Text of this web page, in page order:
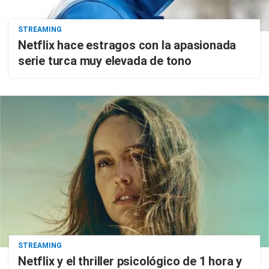
STREAMING
Netflix hace estragos con la apasionada
serie turca muy elevada de tono
STREAMING
Netflix y el thriller psicológico de 1 hora y